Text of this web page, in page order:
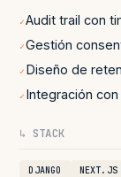
✓Audit trail con
✓Gestión
✓ Diseño de
✓ Integración
↳ STACK
DJANGO NEXT.JS